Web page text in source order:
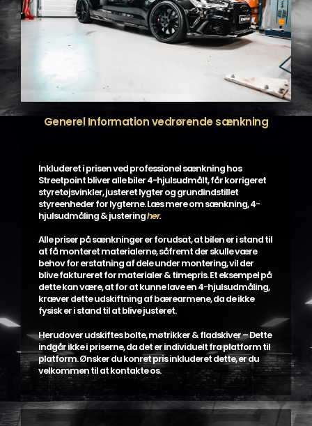
Generel Information vedrørende sænkning
Inkluderet i prisen ved professionel sænkning hos
Streetpoint bliver alle biler 4-hjulsudmålt, får korrigeret
styretøjsvinkler, justeret lygter og grundindstillet
styreenheder for lygterne. Læs mere om sænkning, 4-
hjulsudmåling & justeringher.
Alle priser på sænkninger er forudsat, at bilen er i stand til
at få monteret materialerne, såfremt der skulle være
behov for erstatning af dele under montering, vil der
blive faktureret for materialer & timepris. Et eksempel på
dette kan være, at for at kunne lave en 4-hjulsudmåling,
kræver dette udskiftning af bærearmene, da de ikke
fysisk er i stand til at blive justeret.
Herudover udskiftes bolte, møtrikker & fladskiver – Dette
indgår ikke i priserne, da det er individuelt fra platform til
platform. Ønsker du konret pris inkluderet dette, er du
velkommen til at kontakte os.